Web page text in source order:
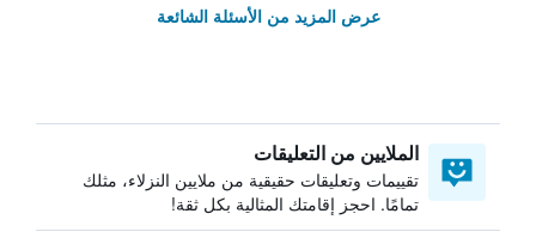
عرض المزيد من الأسئلة الشائعة
الملايين من التعليقات
تقييمات وتعليقات حقيقية من ملايين النزلاء، مثلك
تمامًا. احجز إقامتك المثالية بكل ثقة!